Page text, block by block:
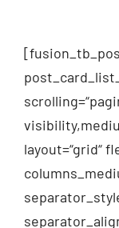
layout=“grid“